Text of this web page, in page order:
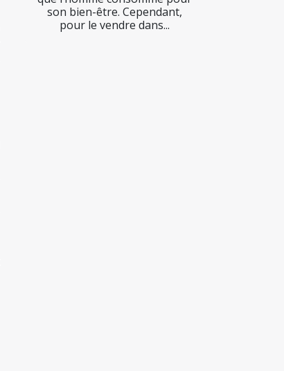
son bien-être. Cependant,
pour le vendre dans...